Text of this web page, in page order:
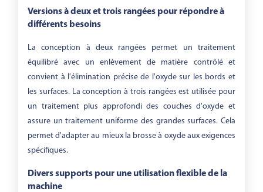
Versions à deux et trois rangées pour répondre à
différents besoins
La conception à deux rangées permet un traitement
équilibré avec un enlèvement de matière contrôlé et
convient à l'élimination précise de l'oxyde sur les bords et
les surfaces. La conception à trois rangées est utilisée pour
un traitement plus approfondi des couches d'oxyde et
assure un traitement uniforme des grandes surfaces. Cela
permet d'adapter au mieux la brosse à oxyde aux exigences
spécifiques.
Divers supports pour une utilisation flexible de la
machine